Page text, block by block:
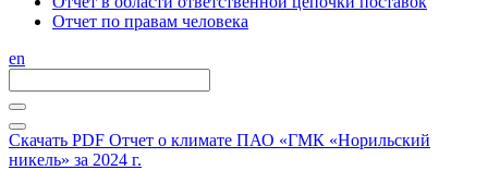
Отчет по правам человека
en
Скачать PDF Отчет о климате ПАО «ГМК «Норильский
никель» за 2024 г.